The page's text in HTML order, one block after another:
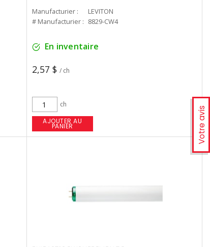
Votre avis
Manufacturier :
LEVITON
# Manufacturier : 8829-CW4
En inventaire
2,57 $ / ch
ch
AJOUTER AU
PANIER